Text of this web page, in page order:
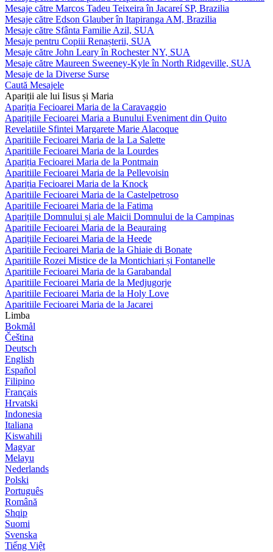
Mesaje către Marcos Tadeu Teixeira în Jacareí SP, Brazilia
Mesaje către Edson Glauber în Itapiranga AM, Brazilia
Mesaje către Sfânta Familie Azil, SUA
Mesaje pentru Copiii Renașterii, SUA
Mesaje către John Leary în Rochester NY, SUA
Mesaje către Maureen Sweeney-Kyle în North Ridgeville, SUA
Mesaje de la Diverse Surse
Caută Mesajele
Apariții ale lui Iisus și Maria
Apariția Fecioarei Maria de la Caravaggio
Aparițiile Fecioarei Maria a Bunului Eveniment din Quito
Revelatiile Sfintei Margarete Marie Alacoque
Aparitiile Fecioarei Maria de la La Salette
Aparitiile Fecioarei Maria de la Lourdes
Apariția Fecioarei Maria de la Pontmain
Aparitiile Fecioarei Maria de la Pellevoisin
Apariția Fecioarei Maria de la Knock
Aparitiile Fecioarei Maria de la Castelpetroso
Aparitiile Fecioarei Maria de la Fatima
Aparițiile Domnului și ale Maicii Domnului de la Campinas
Aparitiile Fecioarei Maria de la Beauraing
Aparițiile Fecioarei Maria de la Heede
Aparitiile Fecioarei Maria de la Ghiaie di Bonate
Aparitiile Rozei Mistice de la Montichiari și Fontanelle
Aparitiile Fecioarei Maria de la Garabandal
Aparitiile Fecioarei Maria de la Medjugorje
Aparitiile Fecioarei Maria de la Holy Love
Aparitiile Fecioarei Maria de la Jacarei
Limba
Bokmål
Čeština
Deutsch
English
Español
Filipino
Français
Hrvatski
Indonesia
Italiana
Kiswahili
Magyar
Melayu
Nederlands
Polski
Português
Română
Shqip
Suomi
Svenska
Tiếng Việt